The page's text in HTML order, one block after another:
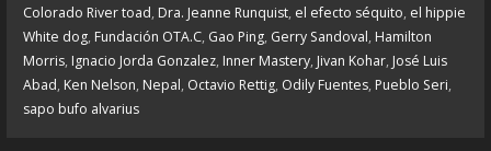
Colorado River toad, Dra. Jeanne Runquist, el efecto séquito, el hippie
White dog, Fundación OTA.C, Gao Ping, Gerry Sandoval, Hamilton
Morris, Ignacio Jorda Gonzalez, Inner Mastery, Jivan Kohar, José Luis
Abad, Ken Nelson, Nepal, Octavio Rettig, Odily Fuentes, Pueblo Seri,
sapo bufo alvarius